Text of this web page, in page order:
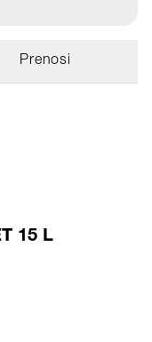
Prenosi
15 L